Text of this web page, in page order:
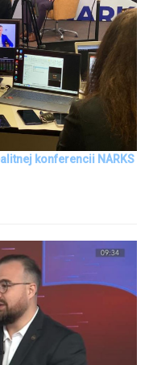
konferencii NARKS